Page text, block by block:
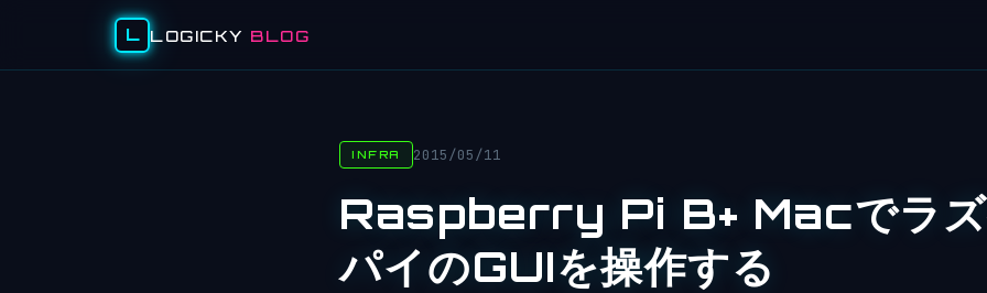
L LOGICKY BLOG
INFRA 2015/05/11
Raspberry Pi B+ Macでラズ
パイのGUIを操作する